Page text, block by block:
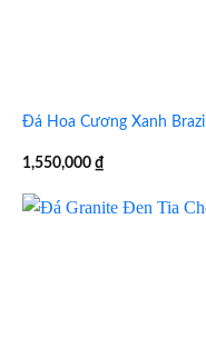
Đá Hoa Cương Xanh Brazil
1,550,000 ₫